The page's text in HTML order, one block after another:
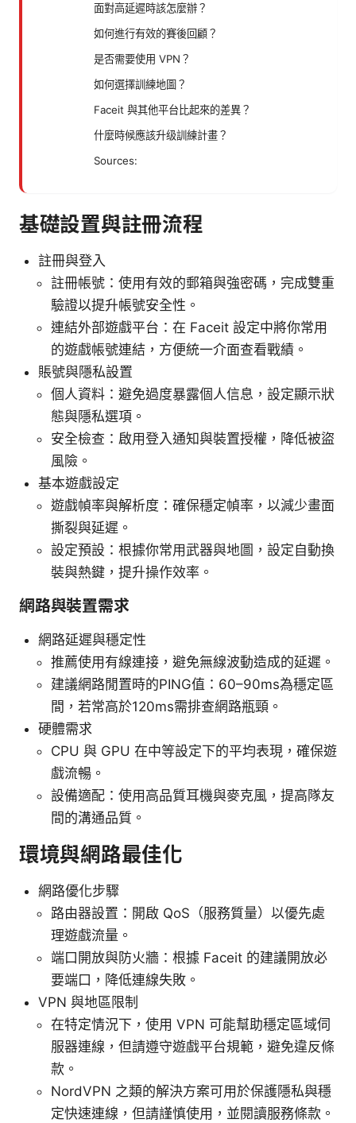
面對高延遲時該怎麼辦？
如何進行有效的賽後回顧？
是否需要使用 VPN？
如何選擇訓練地圖？
Faceit 與其他平台比起來的差異？
什麼時候應該升级訓練計畫？
Sources:
基礎設置與註冊流程
註冊與登入
註冊帳號：使用有效的郵箱與強密碼，完成雙重
驗證以提升帳號安全性。
連結外部遊戲平台：在 Faceit 設定中將你常用
的遊戲帳號連結，方便統一介面查看戰績。
賬號與隱私設置
個人資料：避免過度暴露個人信息，設定顯示狀
態與隱私選項。
安全檢查：啟用登入通知與裝置授權，降低被盜
風險。
基本遊戲設定
遊戲幀率與解析度：確保穩定幀率，以減少畫面
撕裂與延遲。
設定預設：根據你常用武器與地圖，設定自動換
裝與熱鍵，提升操作效率。
網路與裝置需求
網路延遲與穩定性
推薦使用有線連接，避免無線波動造成的延遲。
建議網路閒置時的PING值：60–90ms為穩定區
間，若常高於120ms需排查網路瓶頸。
硬體需求
CPU 與 GPU 在中等設定下的平均表現，確保遊
戲流暢。
設備適配：使用高品質耳機與麥克風，提高隊友
間的溝通品質。
環境與網路最佳化
網路優化步驟
路由器設置：開啟 QoS（服務質量）以優先處
理遊戲流量。
端口開放與防火牆：根據 Faceit 的建議開放必
要端口，降低連線失敗。
VPN 與地區限制
在特定情況下，使用 VPN 可能幫助穩定區域伺
服器連線，但請遵守遊戲平台規範，避免違反條
款。
NordVPN 之類的解決方案可用於保護隱私與穩
定快速連線，但請謹慎使用，並閱讀服務條款。